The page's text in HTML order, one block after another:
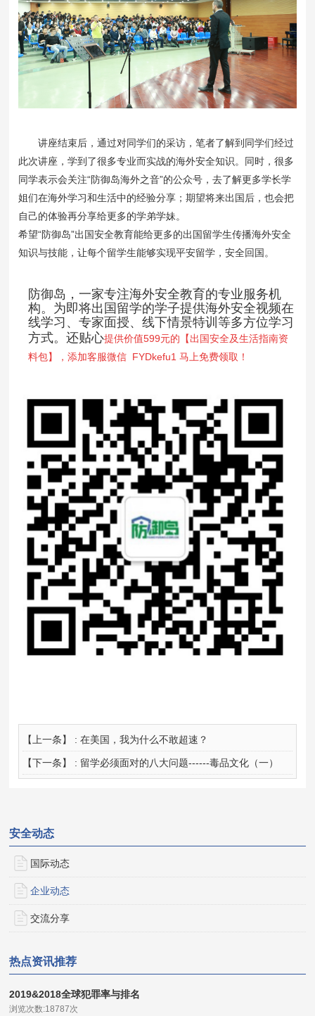
讲座结束后，通过对同学们的采访，笔者了解到同学们经过
此次讲座，学到了很多专业而实战的海外安全知识。同时，很多
同学表示会关注“防御岛海外之音”的公众号，去了解更多学长学
姐们在海外学习和生活中的经验分享；期望将来出国后，也会把
自己的体验再分享给更多的学弟学妹。
希望“防御岛”出国安全教育能给更多的出国留学生传播海外安全
知识与技能，让每个留学生能够实现平安留学，安全回国。
防御岛，一家专注海外安全教育的专业服务机
构。为即将出国留学的学子提供海外安全视频在
线学习、专家面授、线下情景特训等多方位学习
方式。还贴心提供价值599元的【出国安全及生活指南资
料包】，添加客服微信 FYDkefu1 马上免费领取！
【上一条】 :在美国，我为什么不敢超速？
【下一条】 : 留学必须面对的八大问题------毒品文化（一）
安全动态
国际动态
企业动态
交流分享
热点资讯推荐
2019&2018全球犯罪率与排名
浏览次数:18787次